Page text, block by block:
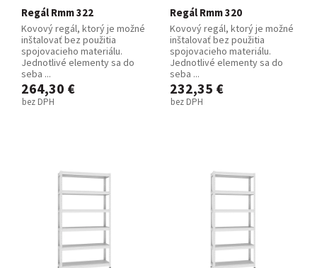
Regál Rmm 322
Kovový regál, ktorý je možné
inštalovať bez použitia
spojovacieho materiálu.
Jednotlivé elementy sa do
seba ...
264,30 €
bez DPH
Regál Rmm 320
Kovový regál, ktorý je možné
inštalovať bez použitia
spojovacieho materiálu.
Jednotlivé elementy sa do
seba ...
232,35 €
bez DPH